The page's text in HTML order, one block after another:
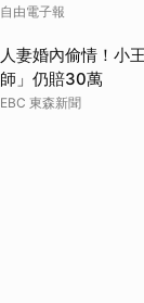
自由電子報
人妻婚內偷情！小
師」仍賠30萬
EBC 東森新聞